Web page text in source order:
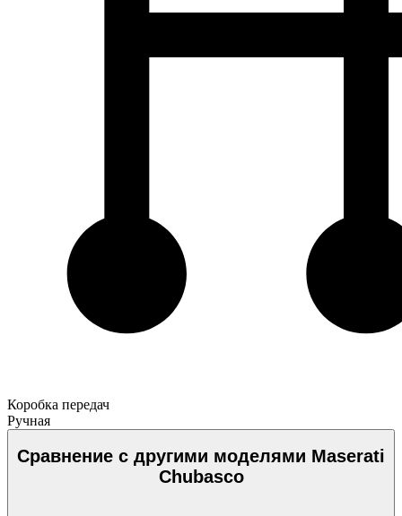
Коробка передач
Ручная
Сравнение с другими моделями Maserati
Chubasco